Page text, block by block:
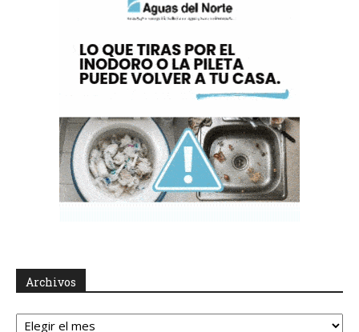
Archivos
Archivos